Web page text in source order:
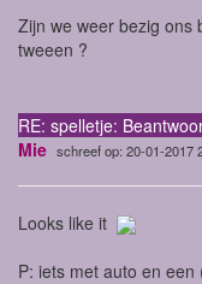
Zijn we weer bezig ons
tweeen ?
RE: spelletje:
Mie schreef op: 20-01-2017
Looks like it
P: iets met auto en